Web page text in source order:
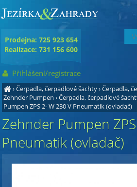
›Čerpadla, čerpadlové šachty›Čerpadla,
Zehnder Pumpen ›Čerpadla, čerpadlové
Pumpen ZPS 2- W 230 V Pneumatik (ovladač)
Zehnder Pumpen
Pneumatik (ovladač)
Prodejna: 725 923 654
Realizace: 731 156 600
Přihlášení/registrace